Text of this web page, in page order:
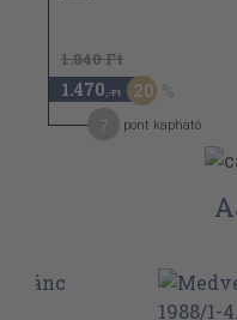
1.840 Ft
1.470 ,-Ft 20
pont kapható